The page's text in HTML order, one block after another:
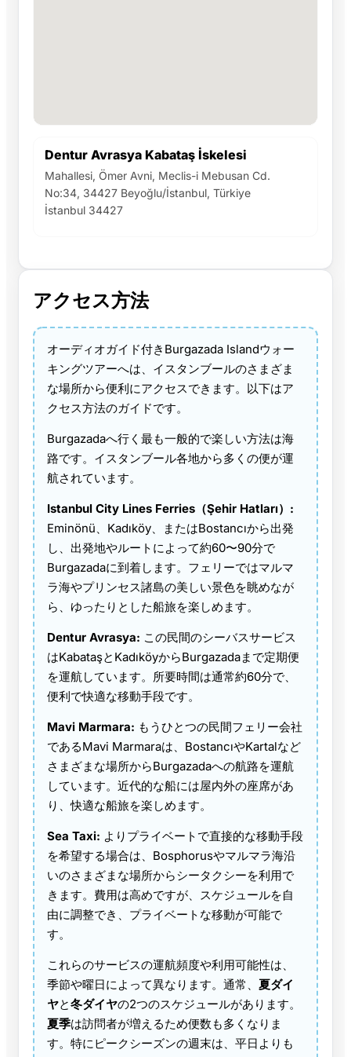
Dentur Avrasya Kabataş İskelesi
Mahallesi, Ömer Avni, Meclis-i Mebusan Cd.
No:34, 34427 Beyoğlu/İstanbul, Türkiye
İstanbul 34427
アクセス方法
オーディオガイド付きBurgazada Islandウォー
キングツアーへは、イスタンブールのさまざま
な場所から便利にアクセスできます。以下はア
クセス方法のガイドです。
Burgazadaへ行く最も一般的で楽しい方法は海
路です。イスタンブール各地から多くの便が運
航されています。
Istanbul City Lines Ferries（Şehir Hatları）:
Eminönü、Kadıköy、またはBostancıから出発
し、出発地やルートによって約60〜90分で
Burgazadaに到着します。フェリーではマルマ
ラ海やプリンセス諸島の美しい景色を眺めなが
ら、ゆったりとした船旅を楽しめます。
Dentur Avrasya: この民間のシーバスサービス
はKabataşとKadıköyからBurgazadaまで定期便
を運航しています。所要時間は通常約60分で、
便利で快適な移動手段です。
Mavi Marmara: もうひとつの民間フェリー会社
であるMavi Marmaraは、BostancıやKartalなど
さまざまな場所からBurgazadaへの航路を運航
しています。近代的な船には屋内外の座席があ
り、快適な船旅を楽しめます。
Sea Taxi: よりプライベートで直接的な移動手段
を希望する場合は、Bosphorusやマルマラ海沿
いのさまざまな場所からシータクシーを利用で
きます。費用は高めですが、スケジュールを自
由に調整でき、プライベートな移動が可能で
す。
これらのサービスの運航頻度や利用可能性は、
季節や曜日によって異なります。通常、 夏ダイ
ヤと冬ダイヤの2つのスケジュールがあります。
夏季は訪問者が増えるため便数も多くなりま
す。特にピークシーズンの週末は、平日よりも